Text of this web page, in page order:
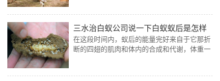
息环境。
三水治白蚁公司说一下白蚁蚁后是怎样
产生的
在这段时间内，蚁后的能量完好来自于它那折
断的四翅的肌肉和体内的合成和代谢，体重一